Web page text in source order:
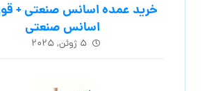
خرید عمده اسانس صنعتی +
اسانس‌ صنعتی
۵ ژوئن, ۲۰۲۵